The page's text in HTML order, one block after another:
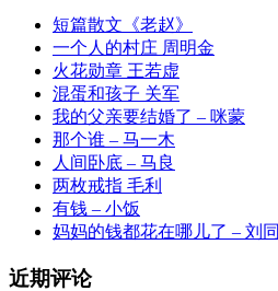
短篇散文《老赵》
一个人的村庄 周明金
火花勋章 王若虚
混蛋和孩子 关军
我的父亲要结婚了 – 咪蒙
那个谁 – 马一木
人间卧底 – 马良
两枚戒指 毛利
有钱 – 小饭
妈妈的钱都花在哪儿了 – 刘同
近期评论